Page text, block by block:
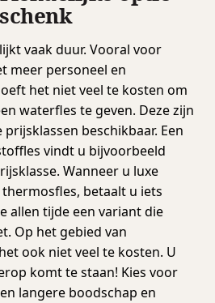
vaak duur. Vooral voor
meer personeel en
het niet veel te kosten om
waterfles te geven. Deze zijn
beschikbaar. Een
vindt u bijvoorbeeld
Wanneer u luxe
betaalt u iets
allen tijde een variant die
Op het gebied van
ook niet veel te kosten. U
komt te staan! Kies voor
langere boodschap en